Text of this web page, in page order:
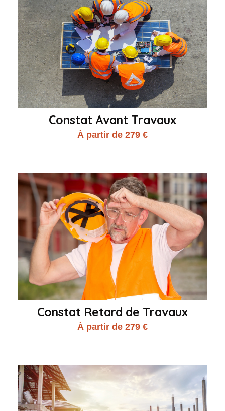
Constat Avant Travaux
À partir de 279 €
Constat Retard de Travaux
À partir de 279 €